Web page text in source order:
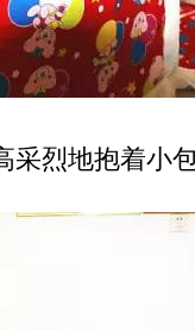
采烈地抱着小